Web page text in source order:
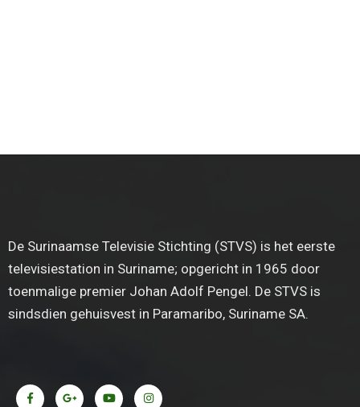
De Surinaamse Televisie Stichting (STVS) is het eerste
televisiestation in Suriname; opgericht in 1965 door
toenmalige premier Johan Adolf Pengel. De STVS is
sindsdien gehuisvest in Paramaribo, Suriname SA.